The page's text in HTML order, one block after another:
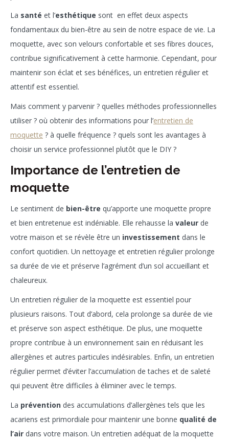
La santé et l’esthétique sont en effet deux aspects
fondamentaux du bien-être au sein de notre espace de vie. La
moquette, avec son velours confortable et ses fibres douces,
contribue significativement à cette harmonie. Cependant, pour
maintenir son éclat et ses bénéfices, un entretien régulier et
attentif est essentiel.
Mais comment y parvenir ? quelles méthodes professionnelles
utiliser ? où obtenir des informations pour l’entretien de
moquette ? à quelle fréquence ? quels sont les avantages à
choisir un service professionnel plutôt que le DIY ?
Importance de l’entretien de
moquette
Le sentiment de bien-être qu’apporte une moquette propre
et bien entretenue est indéniable. Elle rehausse la valeur de
votre maison et se révèle être un investissement dans le
confort quotidien. Un nettoyage et entretien régulier prolonge
sa durée de vie et préserve l’agrément d’un sol accueillant et
chaleureux.
Un entretien régulier de la moquette est essentiel pour
plusieurs raisons. Tout d’abord, cela prolonge sa durée de vie
et préserve son aspect esthétique. De plus, une moquette
propre contribue à un environnement sain en réduisant les
allergènes et autres particules indésirables. Enfin, un entretien
régulier permet d’éviter l’accumulation de taches et de saleté
qui peuvent être difficiles à éliminer avec le temps.
La prévention des accumulations d’allergènes tels que les
acariens est primordiale pour maintenir une bonne qualité de
l’air dans votre maison. Un entretien adéquat de la moquette